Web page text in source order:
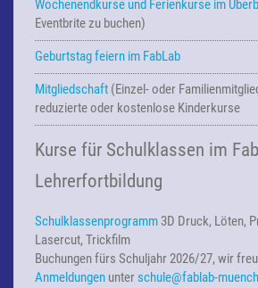
Wochenendkurse und Ferienkurse im
Eventbrite zu buchen)
Geburtstag feiern im FabLab
Mitgliedschaft (Einzel- oder
reduzierte oder kostenlose Kinderkurse
Kurse für Schulklassen im
Lehrerfortbildung
Schulklassenprogramm3D Druck, Löten,
Lasercut, Trickfilm
Buchungen fürs Schuljahr 2026/27, wir
Anmeldungen unter schule@fablab-